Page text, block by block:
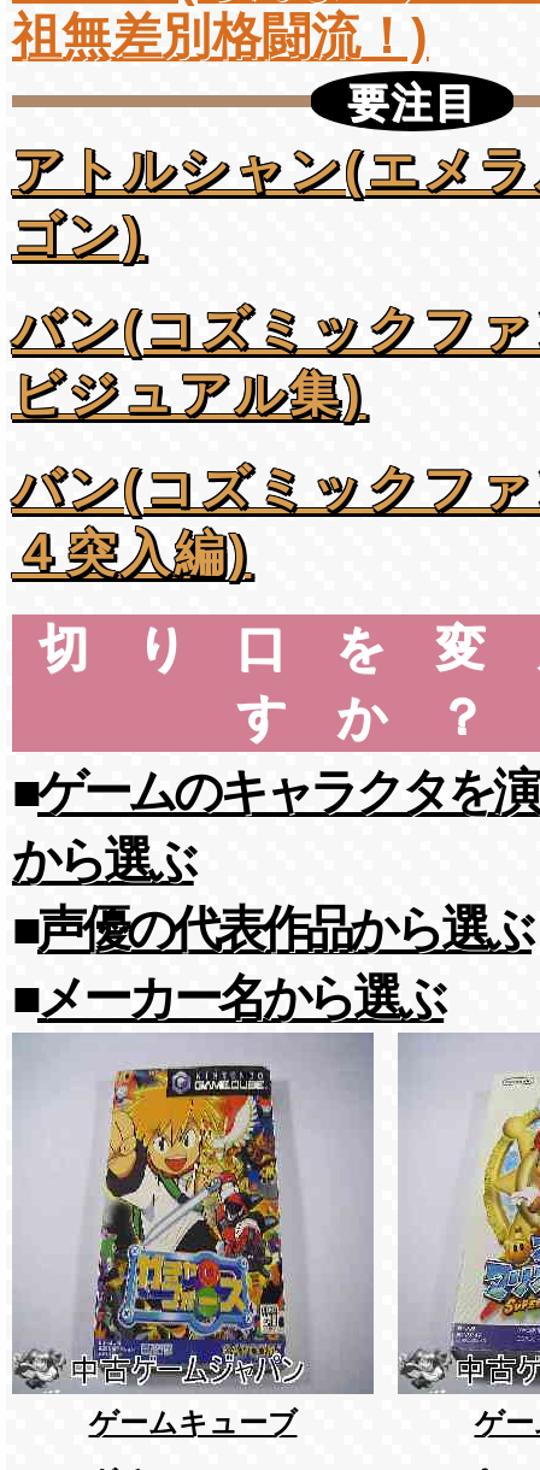
祖無差別格闘流！)
要注目
アトルシャン(エメ
ゴン)
バン(コズミックフ
ビジュアル集)
バン(コズミックフ
４突入編)
切り口を
すか？
■ゲームのキャラクタを
から選ぶ
■声優の代表作品から選ぶ
■メーカー名から選ぶ
ゲームキューブ
ゲ